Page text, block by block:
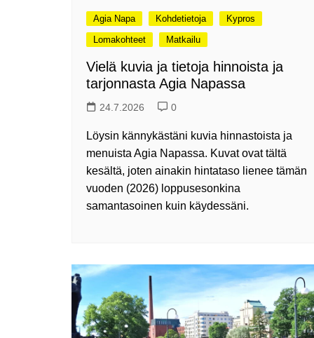
Tunnelmia Caravan 2026 -
messuilta (ja hieman
Matkamessuiltakin)
Culinary Dreamscapes -
näyttely
Puolivuotta!
Oletko jo käynyt?
Kirjamessut 2025
The art of Sailing
Kävitkö I love me messuilla?
Timantti Entressessä
Kesällä Gumbostrandissa
Kuvajournalismin parhaat
2024
Agia Napa Kohdetietoja
Kypros
Lomakohteet
Matkailu
Vielä kuvia ja tietoja hinnoista ja
tarjonnasta Agia Napassa
24.7.2026 0
Löysin kännykästäni kuvia hinnastoista ja
menuista Agia Napassa. Kuvat ovat tältä
kesältä, joten ainakin hintataso lienee tämän
vuoden (2026) loppusesonkina
samantasoinen kuin käydessäni.